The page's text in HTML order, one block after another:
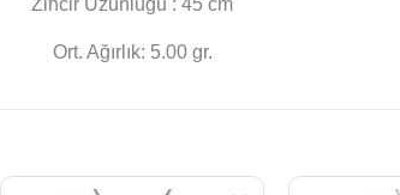
Zincir Uzunluğu : 45 cm
Ort. Ağırlık: 5.00 gr.